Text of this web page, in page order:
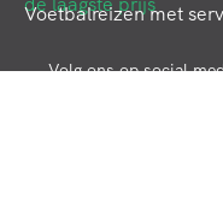
Voetbalreizen met
Volg ons op social